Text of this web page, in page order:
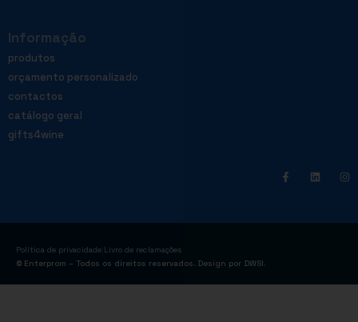
Informação
produtos
orçamento personalizado
contactos
catálogo geral
gifts4wine
Política de privacidade Livro de reclamações
© Enterprom – Todos os direitos reservados. Design por DWSI.